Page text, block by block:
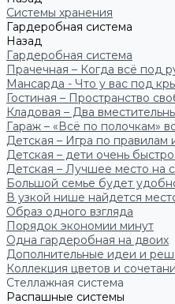
Системы хранения
Гардеробная система
Назад
Гардеробная система
Прачечная – Когда всё под
Мансарда - Что у вас под
Гостиная – Пространство
Кладовая – Два
Гараж – «Всё по полочкам»
Детская – Игра по правилам
Детская – дети очень быстро
Детская – Лучшее место на
Большой семье будет
В узкой нише найдется
Образ одного взгляда
Порядок экономии минут
Одна гардеробная на двоих
Дополнительные идеи и
Коллекция цветов и
Стеллажная система
Распашные системы